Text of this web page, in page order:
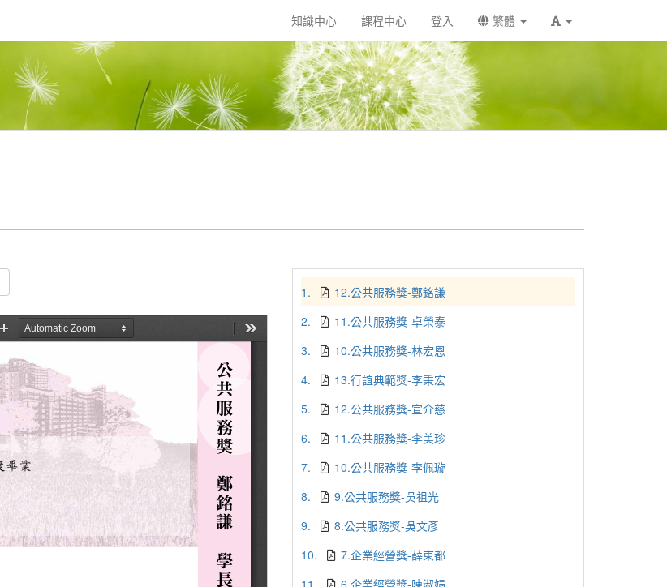
知識中心 課程中心 登入 繁體
1.
12.公共服務獎-鄭銘謙
2.
11.公共服務獎-卓榮泰
3.
10.公共服務獎-林宏恩
4.
13.行誼典範獎-李秉宏
5.
12.公共服務獎-宣介慈
6.
11.公共服務獎-李美珍
7.
10.公共服務獎-李佩璇
8.
9.公共服務獎-吳祖光
9.
8.公共服務獎-吳文彥
10.
7.企業經營獎-薛東都
11.
6.企業經營獎-陳淑娟